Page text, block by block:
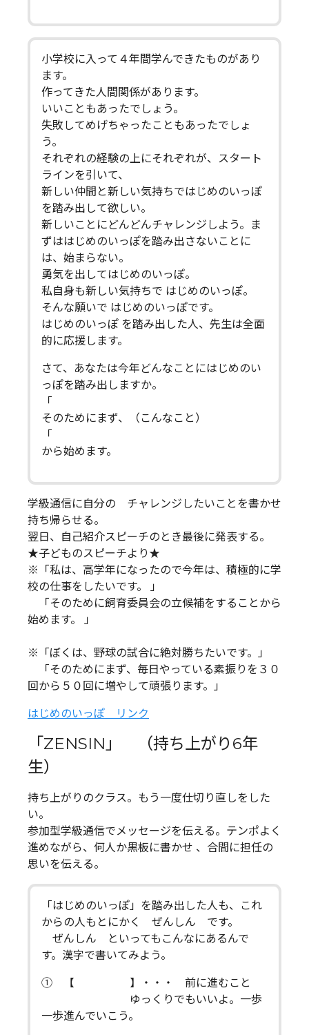
小学校に入って４年間学んできたものがあり
ます。
作ってきた人間関係があります。
いいこともあったでしょう。
失敗してめげちゃったこともあったでしょ
う。
それぞれの経験の上にそれぞれが、スタート
ラインを引いて、
新しい仲間と新しい気持ちではじめのいっぽ
を踏み出して欲しい。
新しいことにどんどんチャレンジしよう。ま
ずははじめのいっぽを踏み出さないことに
は、始まらない。
勇気を出してはじめのいっぽ。
私自身も新しい気持ちで はじめのいっぽ。
そんな願いで はじめのいっぽです。
はじめのいっぽ を踏み出した人、先生は全面
的に応援します。
さて、あなたは今年どんなことにはじめのい
っぽを踏み出しますか。
「
そのためにまず、（こんなこと）
「
から始めます。
学級通信に自分の チャレンジしたいことを書かせ
持ち帰らせる。
翌日、自己紹介スピーチのとき最後に発表する。
★子どものスピーチより★
※「私は、高学年になったので今年は、積極的に学
校の仕事をしたいです。 」
「そのために飼育委員会の立候補をすることから
始めます。 」
※「ぼくは、野球の試合に絶対勝ちたいです。」
「そのためにまず、毎日やっている素振りを３０
回から５０回に増やして頑張ります。」
はじめのいっぽ リンク
「ZENSIN」 （持ち上がり6年
生）
持ち上がりのクラス。もう一度仕切り直しをした
い。
参加型学級通信でメッセージを伝える。テンポよく
進めながら、何人か黒板に書かせ 、合間に担任の
思いを伝える。
「はじめのいっぽ」を踏み出した人も、これ
からの人もとにかく ぜんしん です。
ぜんしん といってもこんなにあるんで
す。漢字で書いてみよう。
① 【 】・・・ 前に進むこと
ゆっくりでもいいよ。一歩
一歩進んでいこう。